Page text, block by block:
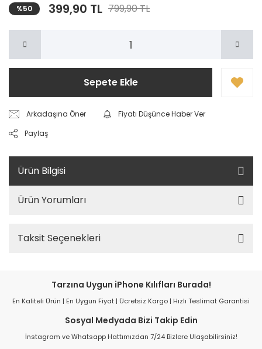
%50 399,90 TL 799,90 TL
Sepete Ekle
Arkadaşına Öner
Fiyatı Düşünce Haber Ver
Paylaş
Ürün Bilgisi
Ürün Yorumları
Taksit Seçenekleri
Tarzına Uygun iPhone Kılıfları Burada!
En Kaliteli Ürün | En Uygun Fiyat | Ücretsiz Kargo | Hızlı Teslimat Garantisi
Sosyal Medyada Bizi Takip Edin
İnstagram ve Whatsapp Hattımızdan 7/24 Bizlere Ulaşabilirsiniz!